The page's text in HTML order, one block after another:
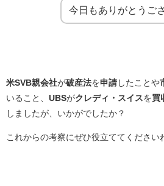
今日もありがとうご
米SVB親会社が破産法を申請 したことや
いること、 UBSがクレディ・スイスを買
しましたが、いかがでしたか？
これからの考察にぜひ役立ててください